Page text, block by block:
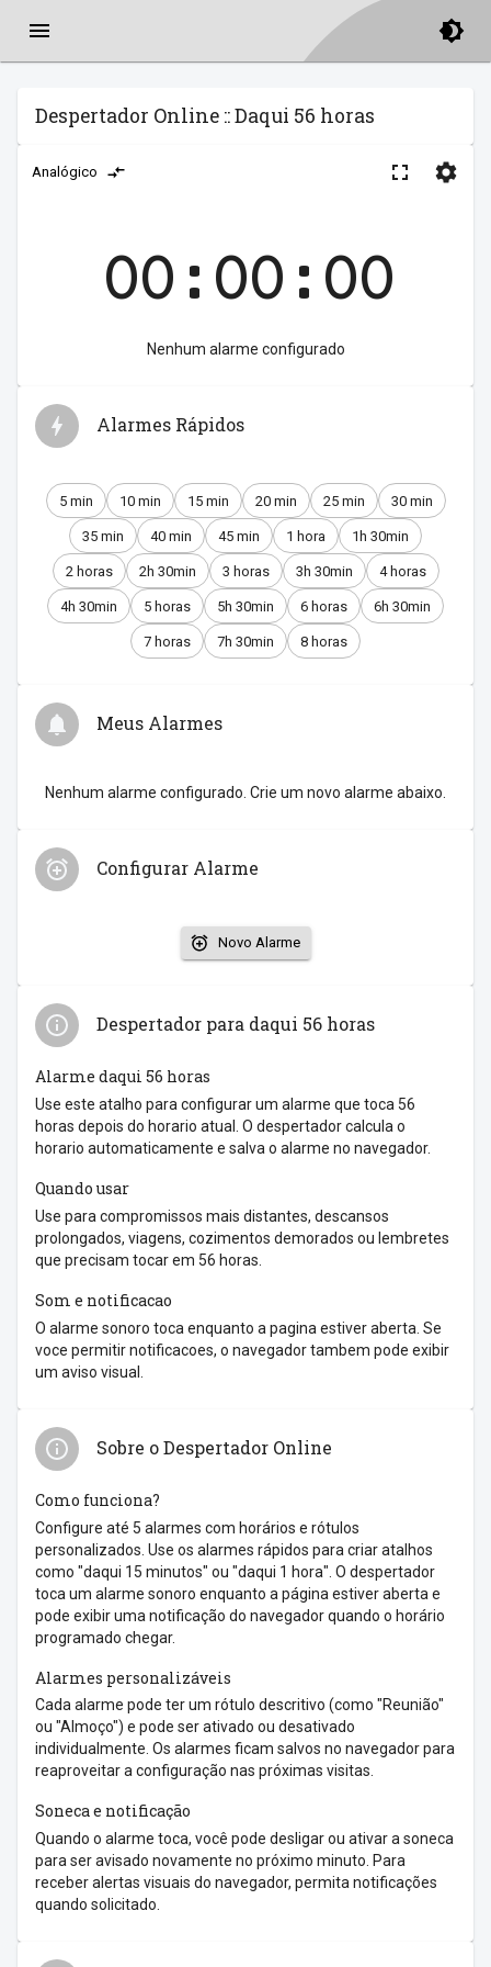
Despertador Online :: Daqui 56 horas
Analógico
00:00:00
Nenhum alarme configurado
Alarmes Rápidos
5 min 10 min 15 min 20 min 25 min 30 min
35 min 40 min 45 min 1 hora 1h 30min
2 horas 2h 30min 3 horas 3h 30min 4 horas
4h 30min 5 horas 5h 30min 6 horas 6h 30min
7 horas 7h 30min 8 horas
Meus Alarmes
Nenhum alarme configurado. Crie um novo alarme abaixo.
Configurar Alarme
Novo Alarme
Despertador para daqui 56 horas
Alarme daqui 56 horas
Use este atalho para configurar um alarme que toca 56
horas depois do horario atual. O despertador calcula o
horario automaticamente e salva o alarme no navegador.
Quando usar
Use para compromissos mais distantes, descansos
prolongados, viagens, cozimentos demorados ou lembretes
que precisam tocar em 56 horas.
Som e notificacao
O alarme sonoro toca enquanto a pagina estiver aberta. Se
voce permitir notificacoes, o navegador tambem pode exibir
um aviso visual.
Sobre o Despertador Online
Como funciona?
Configure até 5 alarmes com horários e rótulos
personalizados. Use os alarmes rápidos para criar atalhos
como "daqui 15 minutos" ou "daqui 1 hora". O despertador
toca um alarme sonoro enquanto a página estiver aberta e
pode exibir uma notificação do navegador quando o horário
programado chegar.
Alarmes personalizáveis
Cada alarme pode ter um rótulo descritivo (como "Reunião"
ou "Almoço") e pode ser ativado ou desativado
individualmente. Os alarmes ficam salvos no navegador para
reaproveitar a configuração nas próximas visitas.
Soneca e notificação
Quando o alarme toca, você pode desligar ou ativar a soneca
para ser avisado novamente no próximo minuto. Para
receber alertas visuais do navegador, permita notificações
quando solicitado.